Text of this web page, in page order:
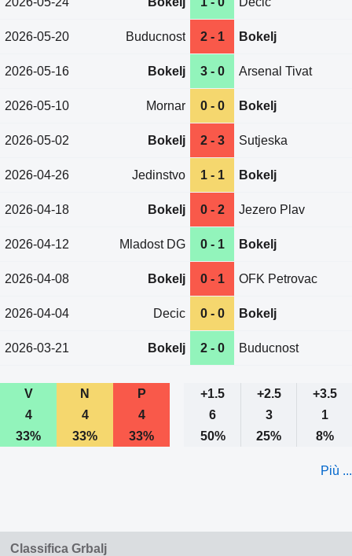
2026-05-20 Buducnost 2 - 1 Bokelj
2026-05-16 Bokelj 3 - 0 Arsenal Tivat
2026-05-10 Mornar 0 - 0 Bokelj
2026-05-02 Bokelj 2 - 3 Sutjeska
2026-04-26 Jedinstvo 1 - 1 Bokelj
2026-04-18 Bokelj 0 - 2 Jezero Plav
2026-04-12 Mladost DG 0 - 1 Bokelj
2026-04-08 Bokelj 0 - 1 OFK Petrovac
2026-04-04 Decic 0 - 0 Bokelj
2026-03-21 Bokelj 2 - 0 Buducnost
V N P +1.5 +2.5
+3.5
4
4 4 6 3
1
33%
33% 33% 50% 25% 8%
Più ...
Classifica Grbalj